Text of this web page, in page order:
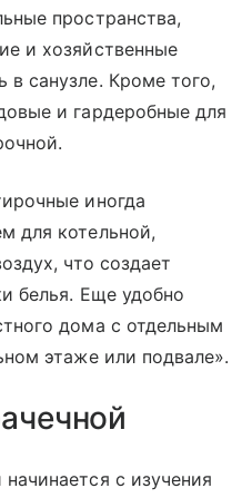
пространства,
и хозяйственные
санузле. Кроме того,
и гардеробные для
иногда
для котельной,
что создает
белья. Еще удобно
дома с отдельным
этаже или подвале».
с изучения